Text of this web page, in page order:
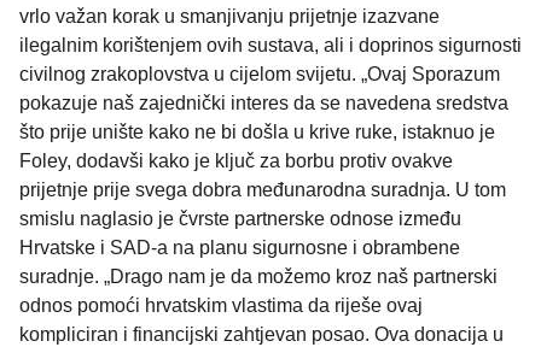
vrlo važan korak u smanjivanju prijetnje izazvane
ilegalnim korištenjem ovih sustava, ali i doprinos sigurnosti
civilnog zrakoplovstva u cijelom svijetu. „Ovaj Sporazum
pokazuje naš zajednički interes da se navedena sredstva
što prije unište kako ne bi došla u krive ruke, istaknuo je
Foley, dodavši kako je ključ za borbu protiv ovakve
prijetnje prije svega dobra međunarodna suradnja. U tom
smislu naglasio je čvrste partnerske odnose između
Hrvatske i SAD-a na planu sigurnosne i obrambene
suradnje. „Drago nam je da možemo kroz naš partnerski
odnos pomoći hrvatskim vlastima da riješe ovaj
kompliciran i financijski zahtjevan posao. Ova donacija u